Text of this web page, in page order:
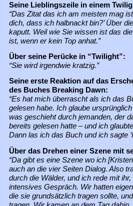
Seine Lieblingszeile in einem
“Das Zitat das ich am meisten mag
dich, dass ich halbnackt bin?’ Über
kaputt. Weil wie Sie wissen ist das
ist, wenn er kein Top anhat.”
Über seine Perücke in “Twilight”:
“Sie wird irgendwie kratzig.”
Seine erste Reaktion auf das
des Buches Breaking Dawn:
“Es hat mich überrascht als ich das
gelesen habe. Ich glaube
was geschieht durch jemanden, der
bereits gelesen hatte – und ich
Dann las ich das Buch und ich sagte
Über das Drehen einer Szene mit
“Da gibt es eine Szene wo ich
auch an die vier Seiten Dialog. Also
durch die Wälder, und ich rede mit
intensives Gespräch. Wir hatten
die sie grundsätzlich tragen sollte,